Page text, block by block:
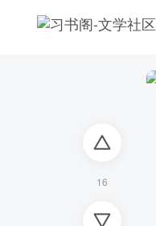
16